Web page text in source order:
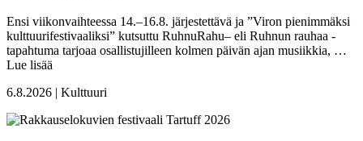
Ensi viikonvaihteessa 14.–16.8. järjestettävä ja ”Viron pienimmäksi
kulttuurifestivaaliksi” kutsuttu RuhnuRahu– eli Ruhnun rauhaa -
tapahtuma tarjoaa osallistujilleen kolmen päivän ajan musiikkia, …
Lue lisää
6.8.2026 | Kulttuuri